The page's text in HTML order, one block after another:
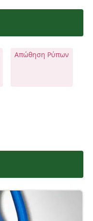
Απώθηση Ρύπων